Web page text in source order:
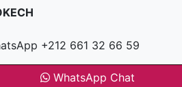
+212 661 32 66 59
WhatsApp Chat